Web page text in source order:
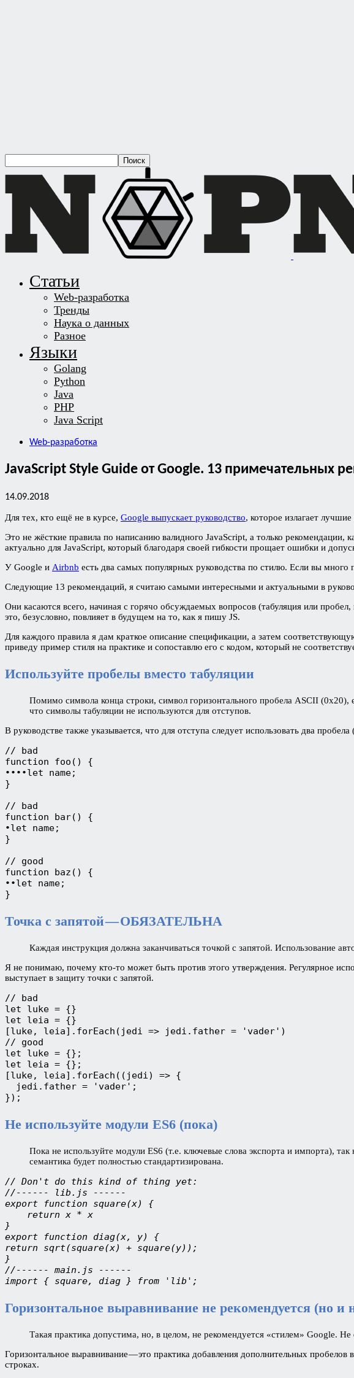
Статьи
Web-разработка
Тренды
Наука о данных
Разное
Языки
Golang
Python
Java
PHP
Java Script
Web-разработка
JavaScript Style Guide от Google. 13 примечательных
14.09.2018
Для тех, кто ещё не в курсе, Google выпускает руководство, которое излагает
Это не жёсткие правила по написанию валидного JavaScript, а только рекомендации,
актуально для JavaScript, который благодаря своей гибкости прощает ошибки и
У Google и Airbnb есть два самых популярных руководства по стилю. Если вы
Следующие 13 рекомендаций, я считаю самыми интересными и актуальными в
Они касаются всего, начиная с горячо обсуждаемых вопросов (табуляция или
это, безусловно, повлияет в будущем на то, как я пишу JS.
Для каждого правила я дам краткое описание спецификации, а затем
приведу пример стиля на практике и сопоставлю его с кодом, который не
Используйте пробелы вместо табуляции
Помимо символа конца строки, символ горизонтального пробела ASCII (0x20),
что символы табуляции не используются для отступов.
В руководстве также указывается, что для отступа следует использовать два
// bad
function foo() {
∙∙∙∙let name;
}
// bad
function bar() {
∙let name;
}
// good
function baz() {
∙∙let name;
}
Точка с запятой — ОБЯЗАТЕЛЬНА
Каждая инструкция должна заканчиваться точкой с запятой. Использование
Я не понимаю, почему кто-то может быть против этого утверждения. Регулярное
выступает в защиту точки с запятой.
// bad
let luke = {}
let leia = {}
[luke, leia].forEach(jedi => jedi.father = 'vader')
// good
let luke = {};
let leia = {};
[luke, leia].forEach((jedi) => {
  jedi.father = 'vader';
});
Не используйте модули ES6 (пока)
Пока не используйте модули ES6 (т.е. ключевые слова экспорта и импорта),
семантика будет полностью стандартизирована.
// Don't do this kind of thing yet:
//------ lib.js ------
export function square(x) {
    return x * x
}
export function diag(x, y) {
return sqrt(square(x) + square(y));
}
//------ main.js ------
import { square, diag } from 'lib';
Горизонтальное выравнивание не рекомендуется (но и
Такая практика допустима, но, в целом, не рекомендуется «стилем» Google.
Горизонтальное выравнивание — это практика добавления дополнительных
строках.